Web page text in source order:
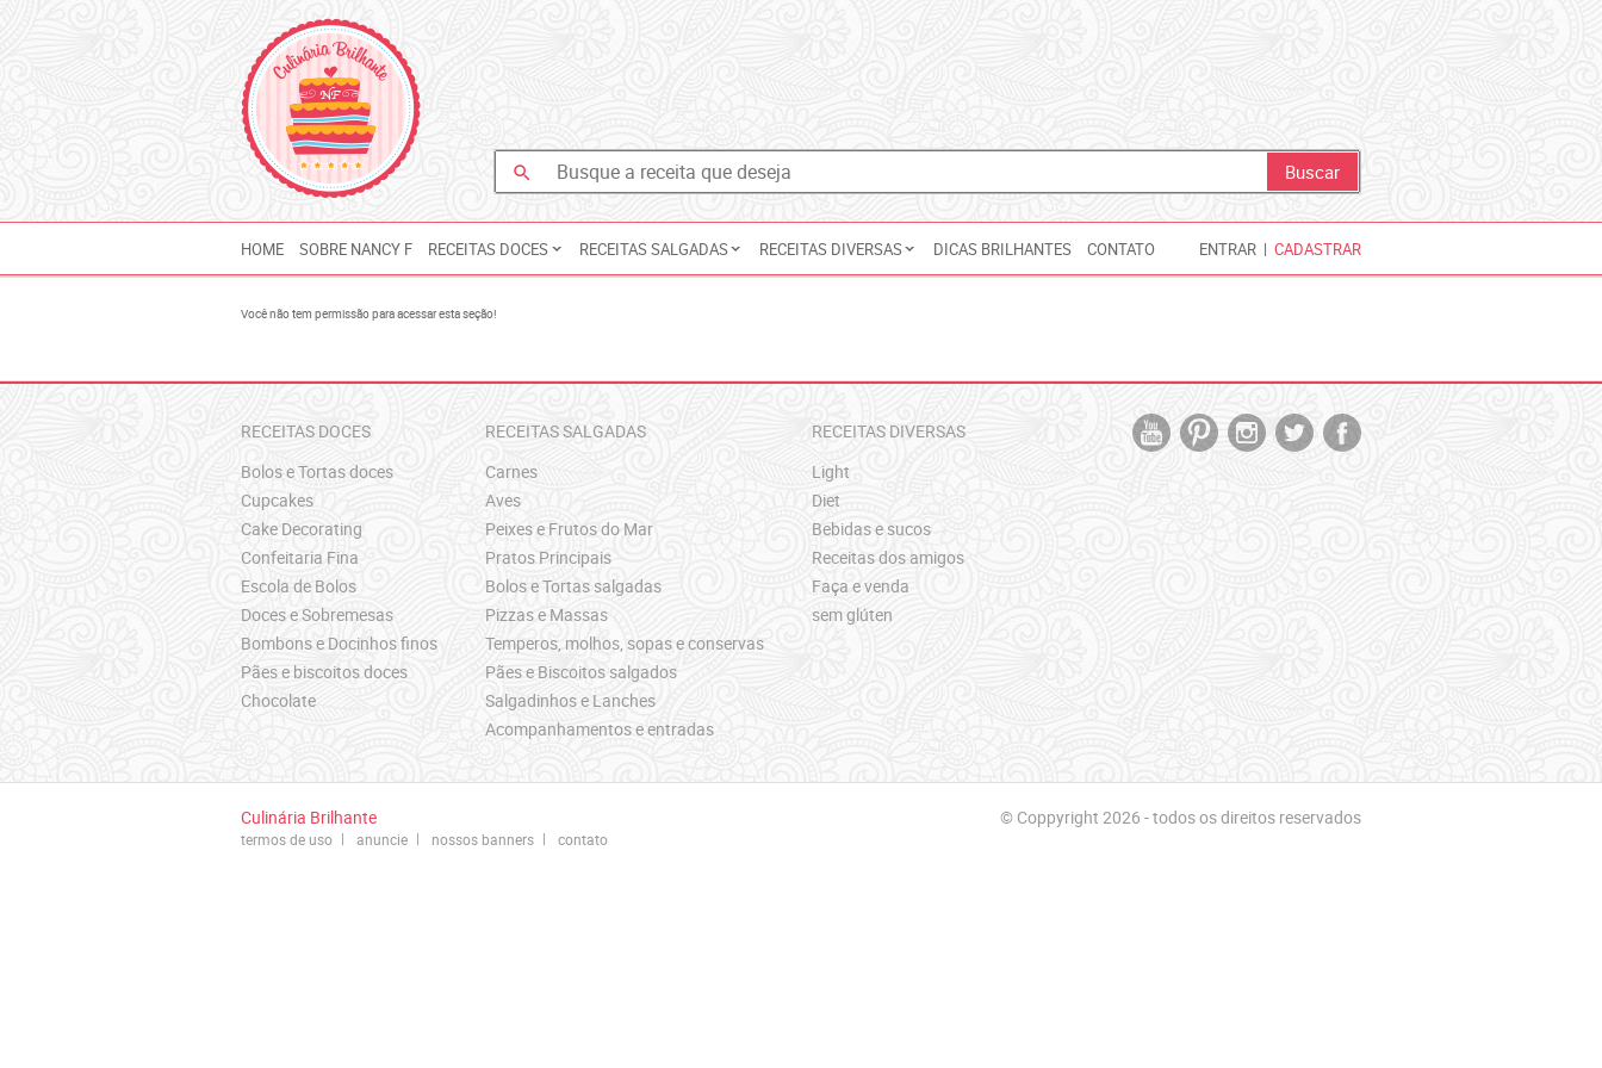
search
HOME SOBRE NANCY F RECEITAS DOCES RECEITAS SALGADAS RECEITAS DIVERSAS DICAS BRILHANTES CONTATO ENTRAR | CADASTRAR
Você não tem permissão para acessar esta seção!
RECEITAS DOCES
Bolos e Tortas doces
Cupcakes
Cake Decorating
Confeitaria Fina
Escola de Bolos
Doces e Sobremesas
Bombons e Docinhos finos
Pães e biscoitos doces
Chocolate
RECEITAS SALGADAS
Carnes
Aves
Peixes e Frutos do Mar
Pratos Principais
Bolos e Tortas salgadas
Pizzas e Massas
Temperos, molhos, sopas e conservas
Pães e Biscoitos salgados
Salgadinhos e Lanches
Acompanhamentos e entradas
RECEITAS DIVERSAS
Light
Diet
Bebidas e sucos
Receitas dos amigos
Faça e venda
sem glúten
Culinária Brilhante
termos de uso anuncie nossos banners contato
© Coppyright 2026 - todos os direitos reservados